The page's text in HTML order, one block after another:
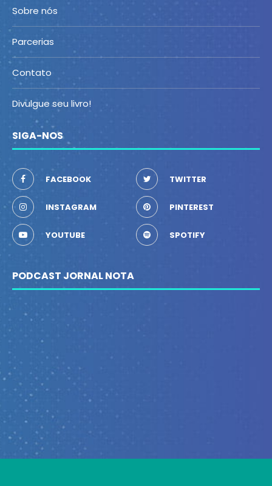
Sobre nós
Parcerias
Contato
Divulgue seu livro!
SIGA-NOS
FACEBOOK TWITTER
INSTAGRAM PINTEREST
YOUTUBE SPOTIFY
PODCAST JORNAL NOTA